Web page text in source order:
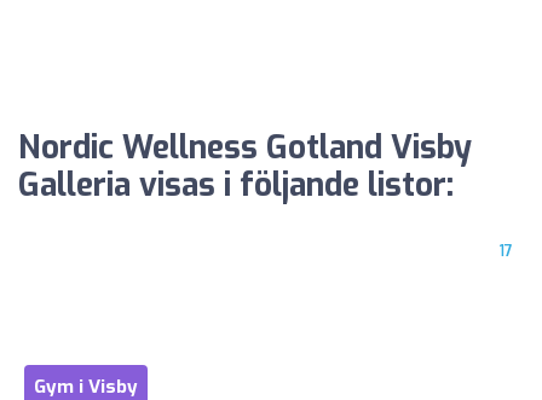
Nordic Wellness Gotland Visby
Galleria visas i följande listor:
17
Gym i Visby